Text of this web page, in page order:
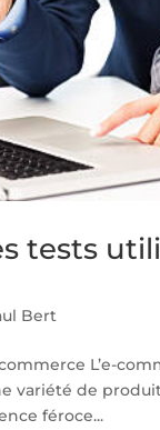
tests
Bert
L’e-
variété de
féroce...